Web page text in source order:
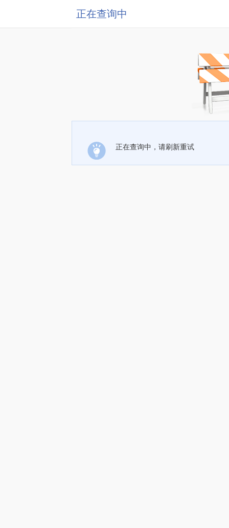
正在查询中
正在查询中，请刷新重试